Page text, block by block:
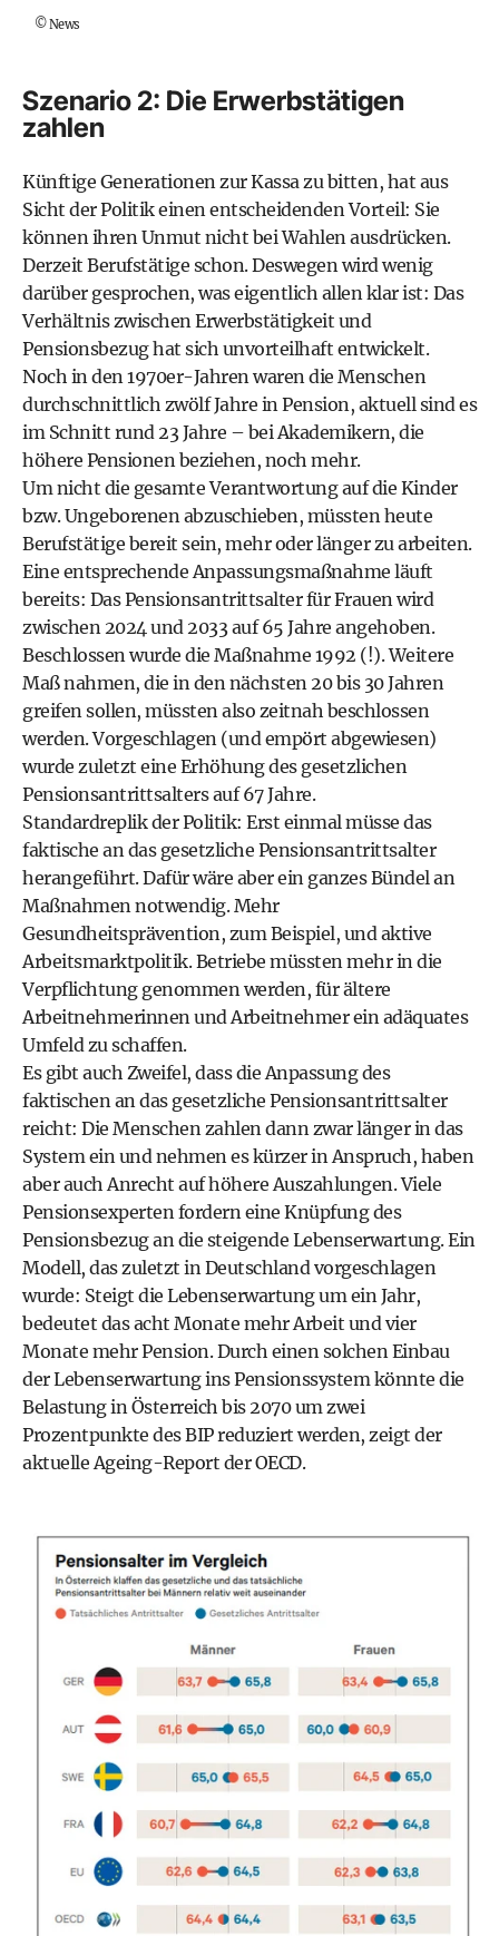
©News
Szenario 2: Die Erwerbstätigen
zahlen
Künftige Generationen zur Kassa zu bitten, hat aus
Sicht der Politik einen entscheidenden Vorteil: Sie
können ihren Unmut nicht bei Wahlen ausdrücken.
Derzeit Berufstätige schon. Deswegen wird wenig
darüber gesprochen, was eigentlich allen klar ist: Das
Verhältnis zwischen Erwerbstätigkeit und
Pensionsbezug hat sich unvorteilhaft entwickelt.
Noch in den 1970er-Jahren waren die Menschen
durchschnittlich zwölf Jahre in Pension, aktuell sind es
im Schnitt rund 23 Jahre – bei Akademikern, die
höhere Pensionen beziehen, noch mehr.
Um nicht die gesamte Verantwortung auf die Kinder
bzw. Ungeborenen abzuschieben, müssten heute
Berufstätige bereit sein, mehr oder länger zu arbeiten.
Eine entsprechende Anpassungsmaßnahme läuft
bereits: Das Pensionsantrittsalter für Frauen wird
zwischen 2024 und 2033 auf 65 Jahre angehoben.
Beschlossen wurde die Maßnahme 1992 (!). Weitere
Maß nahmen, die in den nächsten 20 bis 30 Jahren
greifen sollen, müssten also zeitnah beschlossen
werden. Vorgeschlagen (und empört abgewiesen)
wurde zuletzt eine Erhöhung des gesetzlichen
Pensionsantrittsalters auf 67 Jahre.
Standardreplik der Politik: Erst einmal müsse das
faktische an das gesetzliche Pensionsantrittsalter
herangeführt. Dafür wäre aber ein ganzes Bündel an
Maßnahmen notwendig. Mehr
Gesundheitsprävention, zum Beispiel, und aktive
Arbeitsmarktpolitik. Betriebe müssten mehr in die
Verpflichtung genommen werden, für ältere
Arbeitnehmerinnen und Arbeitnehmer ein adäquates
Umfeld zu schaffen.
Es gibt auch Zweifel, dass die Anpassung des
faktischen an das gesetzliche Pensionsantrittsalter
reicht: Die Menschen zahlen dann zwar länger in das
System ein und nehmen es kürzer in Anspruch, haben
aber auch Anrecht auf höhere Auszahlungen. Viele
Pensionsexperten fordern eine Knüpfung des
Pensionsbezug an die steigende Lebenserwartung. Ein
Modell, das zuletzt in Deutschland vorgeschlagen
wurde: Steigt die Lebenserwartung um ein Jahr,
bedeutet das acht Monate mehr Arbeit und vier
Monate mehr Pension. Durch einen solchen Einbau
der Lebenserwartung ins Pensionssystem könnte die
Belastung in Österreich bis 2070 um zwei
Prozentpunkte des BIP reduziert werden, zeigt der
aktuelle Ageing-Report der OECD.